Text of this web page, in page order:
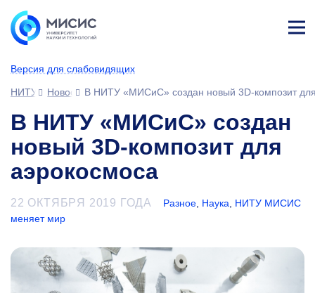
Версия для слабовидящих
ине
НИТУ МИСИС
НовостиВ НИТУ «МИСиС» создан новый 3D-композит
В НИТУ «МИСиС» создан
новый 3D-композит для
аэрокосмоса
22 ОКТЯБРЯ 2019 ГОДА Разное Наука
НИТУ МИСИС
меняет мир